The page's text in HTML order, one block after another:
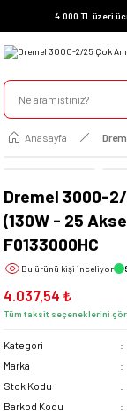
4.000 TL üzeri
Anasayfa
Dremel 3000-
(130W - 25
F0133000HC
Bu ürünü kişi inceliyor
4.037,54 ₺
Tüm taksit seçeneklerini
Kategori
Marka
Stok Kodu
Barkod Kodu